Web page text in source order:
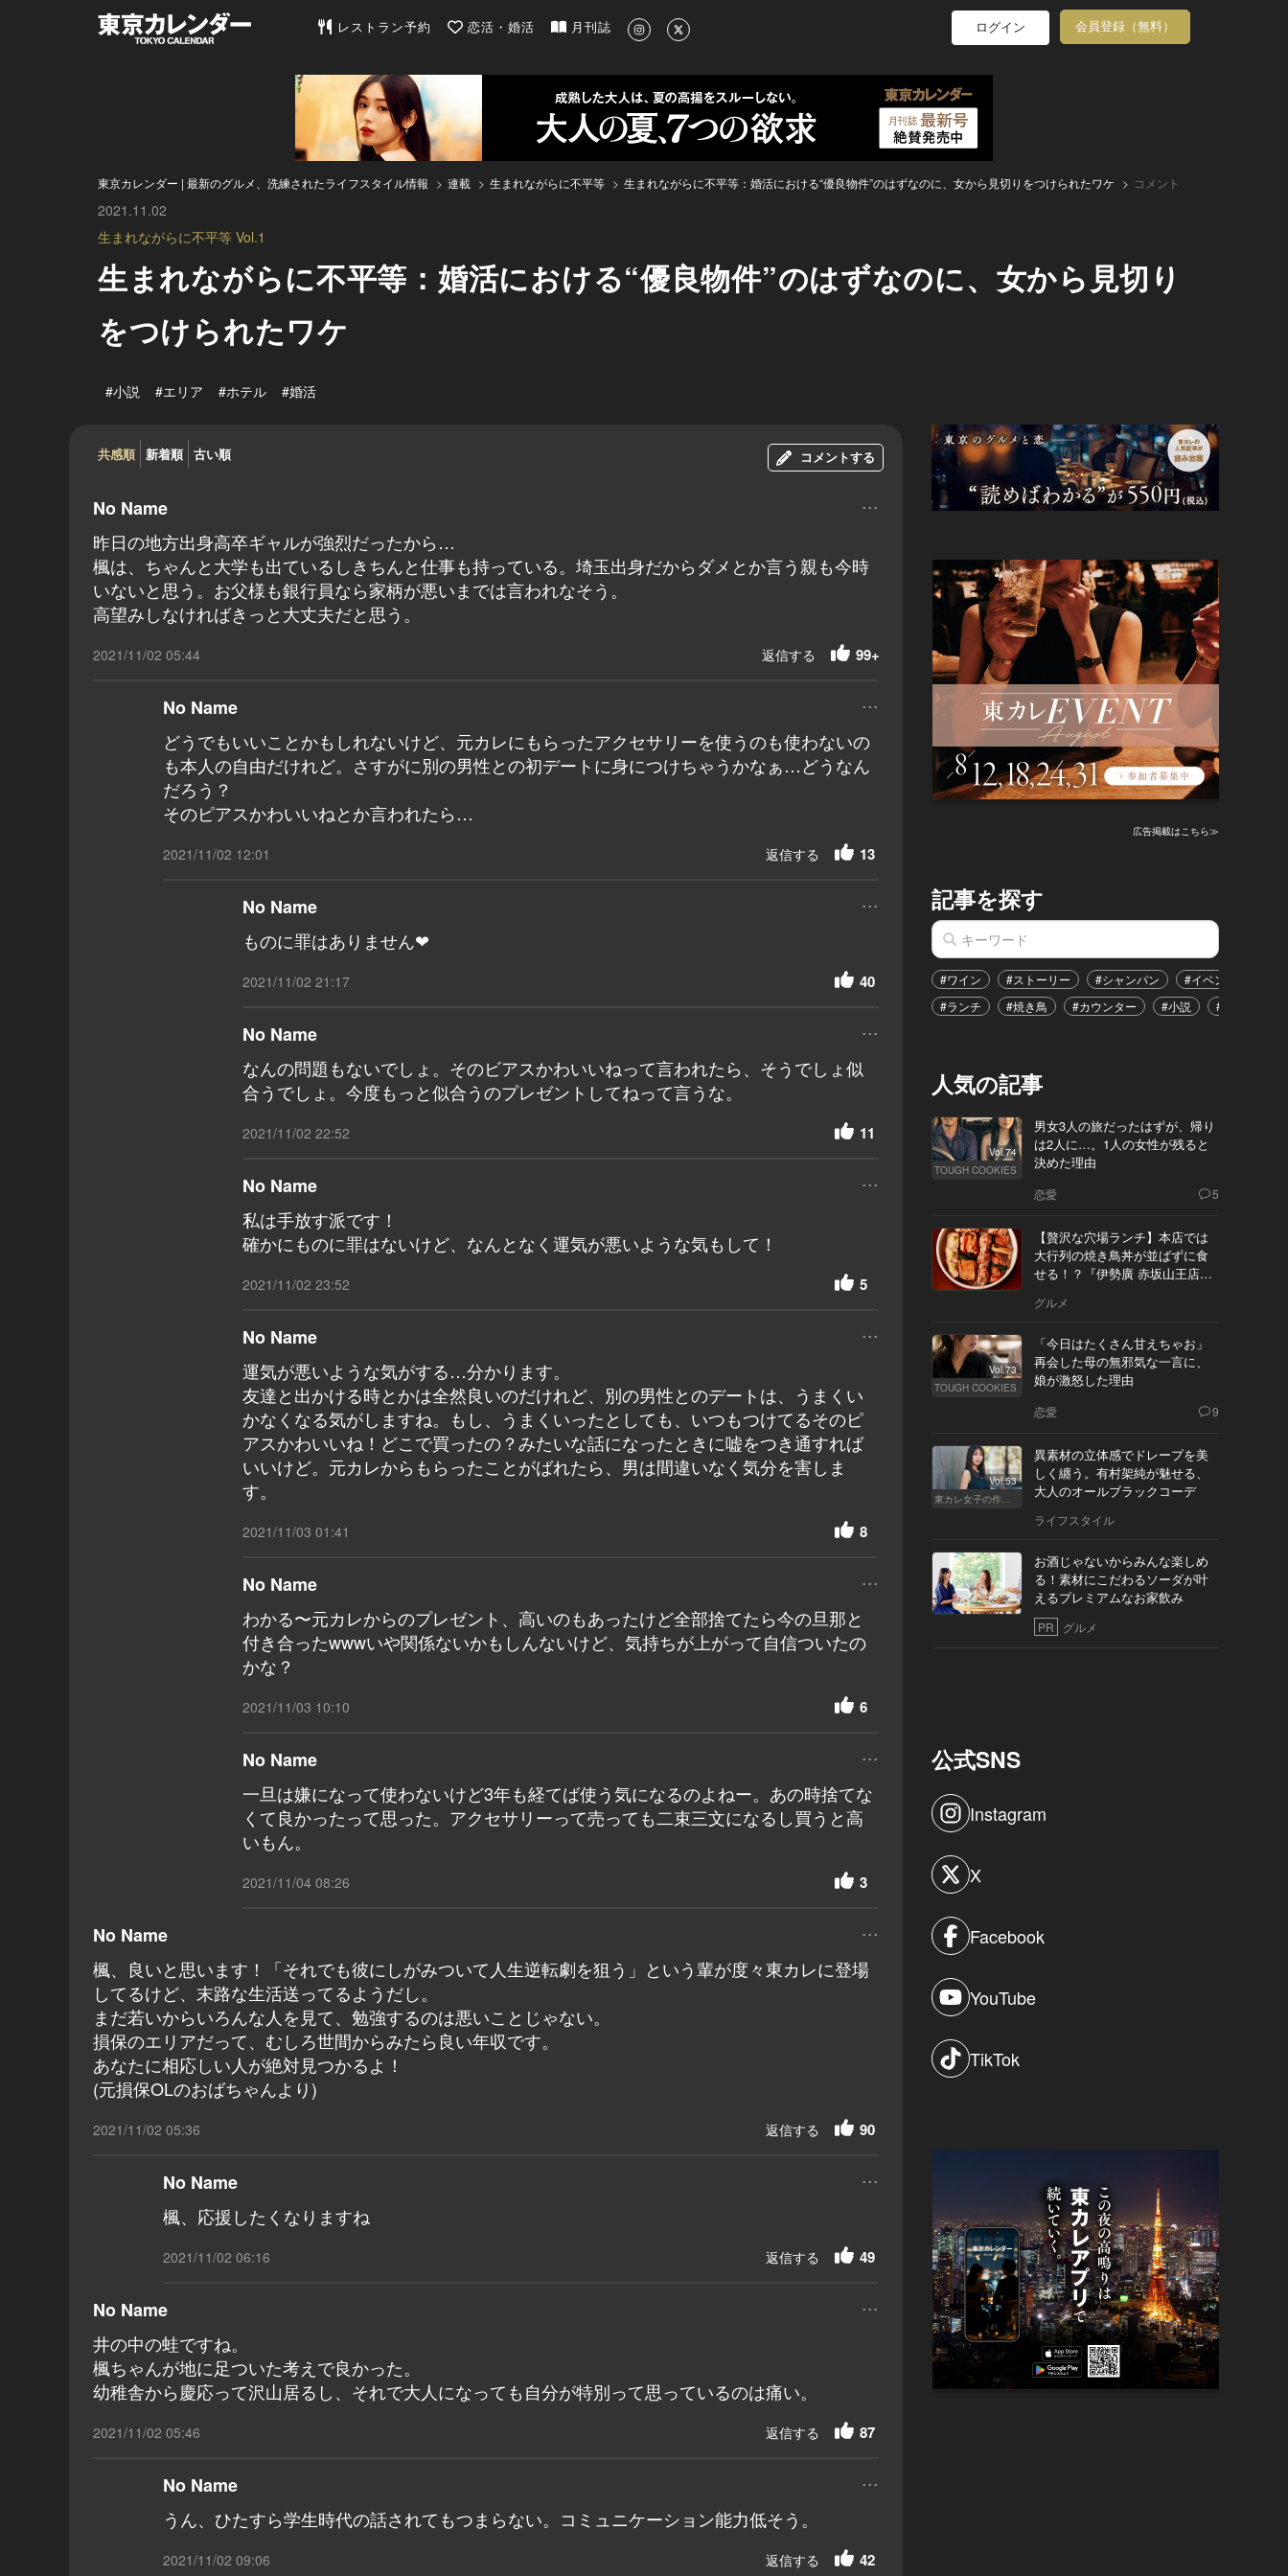
東京カレンダー | 最新のグルメ、洗練されたライフスタイル情報
レストラン予約 恋活・婚活 月刊誌 ログイン 会員登録（無料）
東京カレンダー | 最新のグルメ、洗練されたライフスタイル情報 連載 生まれながらに不平等 生まれながらに不平等：婚活における“優良物件”のはずなのに、女から見切りをつけられたワケ コメント
2021.11.02
生まれながらに不平等 Vol.1
生まれながらに不平等：婚活における“優良物件”のはずなのに、女から見切り
をつけられたワケ
#小説 #エリア #ホテル #婚活
共感順 新着順 古い順 コメントする
No Name ...
昨日の地方出身高卒ギャルが強烈だったから…
楓は、ちゃんと大学も出ているしきちんと仕事も持っている。埼玉出身だからダメとか言う親も今時
いないと思う。お父様も銀行員なら家柄が悪いまでは言われなそう。
高望みしなければきっと大丈夫だと思う。
2021/11/02 05:44 99+
返信する
No Name ...
どうでもいいことかもしれないけど、元カレにもらったアクセサリーを使うのも使わないの
も本人の自由だけれど。さすがに別の男性との初デートに身につけちゃうかなぁ…どうなん
だろう？
そのピアスかわいいねとか言われたら…
2021/11/02 12:01 13
返信する
No Name ...
ものに罪はありません❤
2021/11/02 21:17 40
No Name ...
なんの問題もないでしょ。そのビアスかわいいねって言われたら、そうでしょ似
合うでしょ。今度もっと似合うのプレゼントしてねって言うな。
2021/11/02 22:52 11
No Name ...
私は手放す派です！
確かにものに罪はないけど、なんとなく運気が悪いような気もして！
2021/11/02 23:52 5
No Name ...
運気が悪いような気がする…分かります。
友達と出かける時とかは全然良いのだけれど、別の男性とのデートは、うまくい
かなくなる気がしますね。もし、うまくいったとしても、いつもつけてるそのピ
アスかわいいね！どこで買ったの？みたいな話になったときに嘘をつき通すれば
いいけど。元カレからもらったことがばれたら、男は間違いなく気分を害しま
す。
2021/11/03 01:41 8
No Name ...
わかる〜元カレからのプレゼント、高いのもあったけど全部捨てたら今の旦那と
付き合ったwwwいや関係ないかもしんないけど、気持ちが上がって自信ついたの
かな？
2021/11/03 10:10 6
No Name ...
一旦は嫌になって使わないけど3年も経てば使う気になるのよねー。あの時捨てな
くて良かったって思った。アクセサリーって売っても二束三文になるし買うと高
いもん。
2021/11/04 08:26 3
No Name ...
楓、良いと思います！「それでも彼にしがみついて人生逆転劇を狙う」という輩が度々東カレに登場
してるけど、末路な生活送ってるようだし。
まだ若いからいろんな人を見て、勉強するのは悪いことじゃない。
損保のエリアだって、むしろ世間からみたら良い年収です。
あなたに相応しい人が絶対見つかるよ！
(元損保OLのおばちゃんより)
2021/11/02 05:36 90
返信する
No Name ...
楓、応援したくなりますね
2021/11/02 06:16 49
返信する
No Name ...
井の中の蛙ですね。
楓ちゃんが地に足ついた考えで良かった。
幼稚舎から慶応って沢山居るし、それで大人になっても自分が特別って思っているのは痛い。
2021/11/02 05:46 87
返信する
No Name ...
うん、ひたすら学生時代の話されてもつまらない。コミュニケーション能力低そう。
2021/11/02 09:06 42
返信する
広告掲載はこちら≫
記事を探す
#ワイン #ストーリー #シャンパン #イベント
#ランチ
#焼き鳥 #カウンター #小説 #恋愛
人気の記事
Vol.74
TOUGH COOKIES
男女3人の旅だったはずが、帰り
は2人に…。1人の女性が残ると
決めた理由
恋愛 5
【贅沢な穴場ランチ】本店では
大行列の焼き鳥丼が並ばずに食
せる！？『伊勢廣 赤坂山王店』
グルメ
Vol.73
TOUGH COOKIES
「今日はたくさん甘えちゃお」
再会した母の無邪気な一言に、
娘が激怒した理由
恋愛 9
Vol.53
東カレ女子の作り方
異素材の立体感でドレープを美
しく纏う。有村架純が魅せる、
大人のオールブラックコーデ
ライフスタイル
お酒じゃないからみんな楽しめ
る！素材にこだわるソーダが叶
えるプレミアムなお家飲み
PR グルメ
公式SNS
Instagram
X
Facebook
YouTube
TikTok